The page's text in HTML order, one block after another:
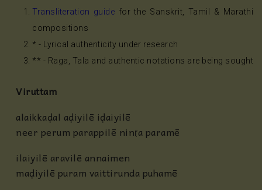
Transliteration guide for the Sanskrit, Tamil & Marathi
compositions
* - Lyrical authenticity under research
** - Raga, Tala and authentic notations are being sought
Viruttam
alaikkaḍal aḍiyilē iḍaiyilē
neer perum parappilē ninṛa paramē
ilaiyilē aravilē annaimen
maḍiyilē puram vaittirunda puhamē